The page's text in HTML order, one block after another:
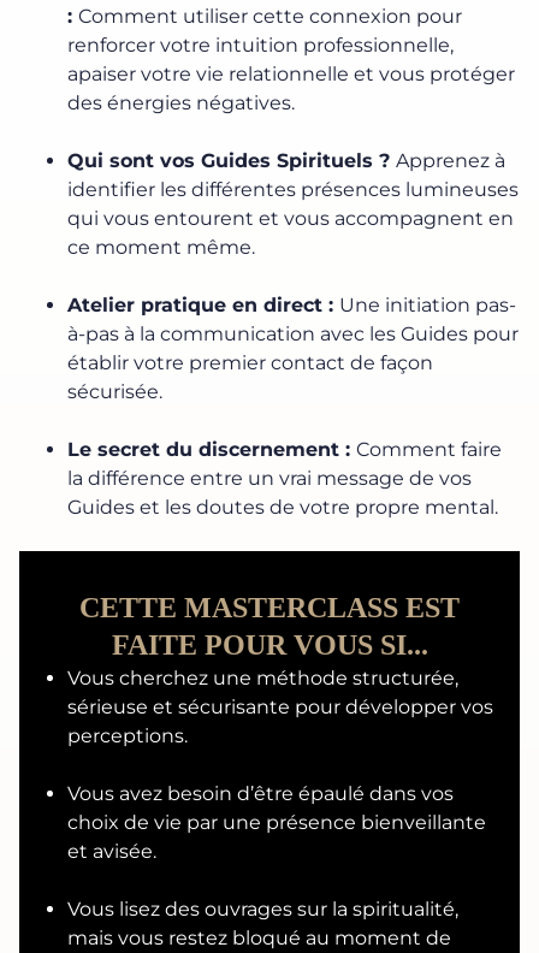
: Comment utiliser cette connexion pour
renforcer votre intuition professionnelle,
apaiser votre vie relationnelle et vous protéger
des énergies négatives.
Qui sont vos Guides Spirituels ? Apprenez à
identifier les différentes présences lumineuses
qui vous entourent et vous accompagnent en
ce moment même.
Atelier pratique en direct : Une initiation pas-
à-pas à la communication avec les Guides pour
établir votre premier contact de façon
sécurisée.
Le secret du discernement : Comment faire
la différence entre un vrai message de vos
Guides et les doutes de votre propre mental.
CETTE MASTERCLASS EST
FAITE POUR VOUS SI...
Vous cherchez une méthode structurée,
sérieuse et sécurisante pour développer vos
perceptions.
Vous avez besoin d’être épaulé dans vos
choix de vie par une présence bienveillante
et avisée.
Vous lisez des ouvrages sur la spiritualité,
mais vous restez bloqué au moment de